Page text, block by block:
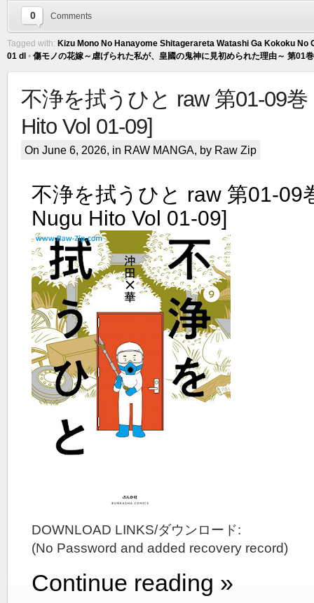
0 Comments
Tagged with: Kizu Mono No Hanayome Shitagerareta Watashi Ga Kokoku No
01 dl • 傷モノの花嫁～虐げられた私が、皇國の鬼神に見初められた理由～ 第01
不浄を拭うひと raw 第01-09巻
Hito Vol 01-09]
On June 6, 2026, in RAW MANGA, by Raw Zip
不浄を拭うひと raw 第01-09
Nugu Hito Vol 01-09]
DOWNLOAD LINKS/ダウンロード:
(No Password and added recovery record)
Continue reading »